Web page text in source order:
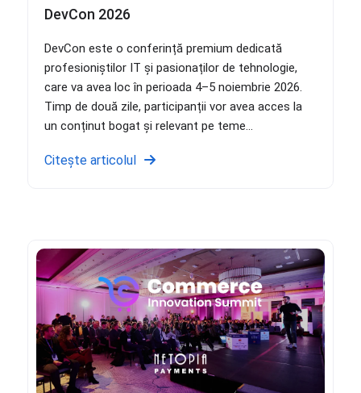
DevCon 2026
DevCon este o conferință premium dedicată
profesioniștilor IT și pasionaților de tehnologie,
care va avea loc în perioada 4–5 noiembrie 2026.
Timp de două zile, participanții vor avea acces la
un conținut bogat și relevant pe teme...
Citește articolul